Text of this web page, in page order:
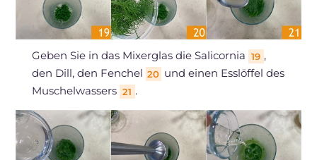
Geben Sie in das Mixerglas die Salicornia 19 ,
den Dill, den Fenchel 20 und einen Esslöffel des
Muschelwassers 21 .